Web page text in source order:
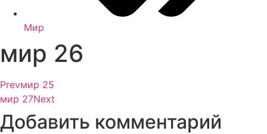
Мир
мир 26
Prevмир 25
мир 27Next
Добавить комментарий